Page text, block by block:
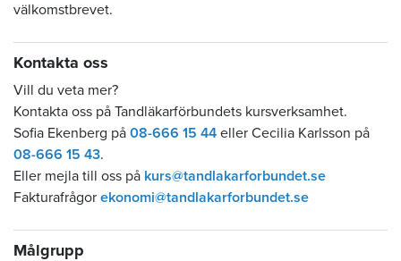
välkomstbrevet.
Kontakta oss
Vill du veta mer?
Kontakta oss på Tandläkarförbundets kursverksamhet.
Sofia Ekenberg på 08-666 15 44 eller Cecilia Karlsson på
08-666 15 43.
Eller mejla till oss på kurs@tandlakarforbundet.se
Fakturafrågor ekonomi@tandlakarforbundet.se
Målgrupp